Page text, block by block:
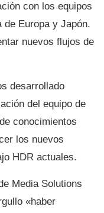
con los equipos
Europa y Japón.
nuevos flujos de
desarrollado
del equipo de
conocimientos
los nuevos
HDR actuales.
Media Solutions
«haber